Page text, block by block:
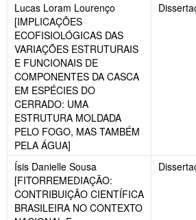
Lucas Loram Lourenço
[IMPLICAÇÕES
ECOFISIOLÓGICAS DAS
VARIAÇÕES ESTRUTURAIS
E FUNCIONAIS DE
COMPONENTES DA CASCA
EM ESPÉCIES DO
CERRADO: UMA
ESTRUTURA MOLDADA
PELO FOGO, MAS TAMBÉM
PELA ÁGUA]
Ísis Danielle Sousa
[FITORREMEDIAÇÃO:
CONTRIBUIÇÃO CIENTÍFICA
BRASILEIRA NO CONTEXTO